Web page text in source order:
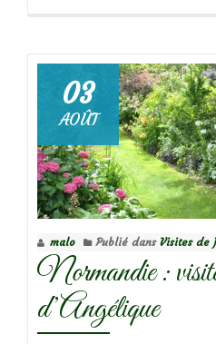
Focus
sur
le
rosier
‘Souvenir
d’Angélique’
(syn.
‘Fifi
sur
03
AOÛT
malo Publié dans Visites de
Normandie :
d’Angélique